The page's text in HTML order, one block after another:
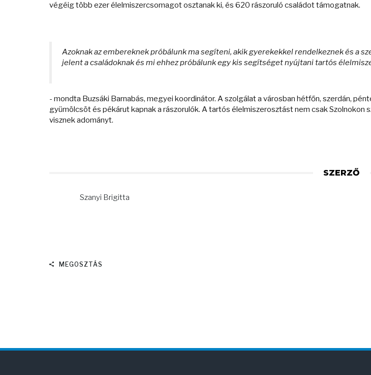
végéig több ezer élelmiszercsomagot osztanak ki, és 620 rászoruló családot támogatnak.
Azoknak az embereknek próbálunk ma segíteni, akik gyerekekkel rendelkeznek és a
jelent a családoknak és mi ehhez próbálunk egy kis segítséget nyújtani tartós
- mondta Buzsáki Barnabás, megyei koordinátor. A szolgálat a városban hétfőn, szerdán,
gyümölcsöt és pékárut kapnak a rászorulók. A tartós élelmiszerosztást nem csak Szolnokon
visznek adományt.
SZERZŐ
Szanyi Brigitta
MEGOSZTÁS